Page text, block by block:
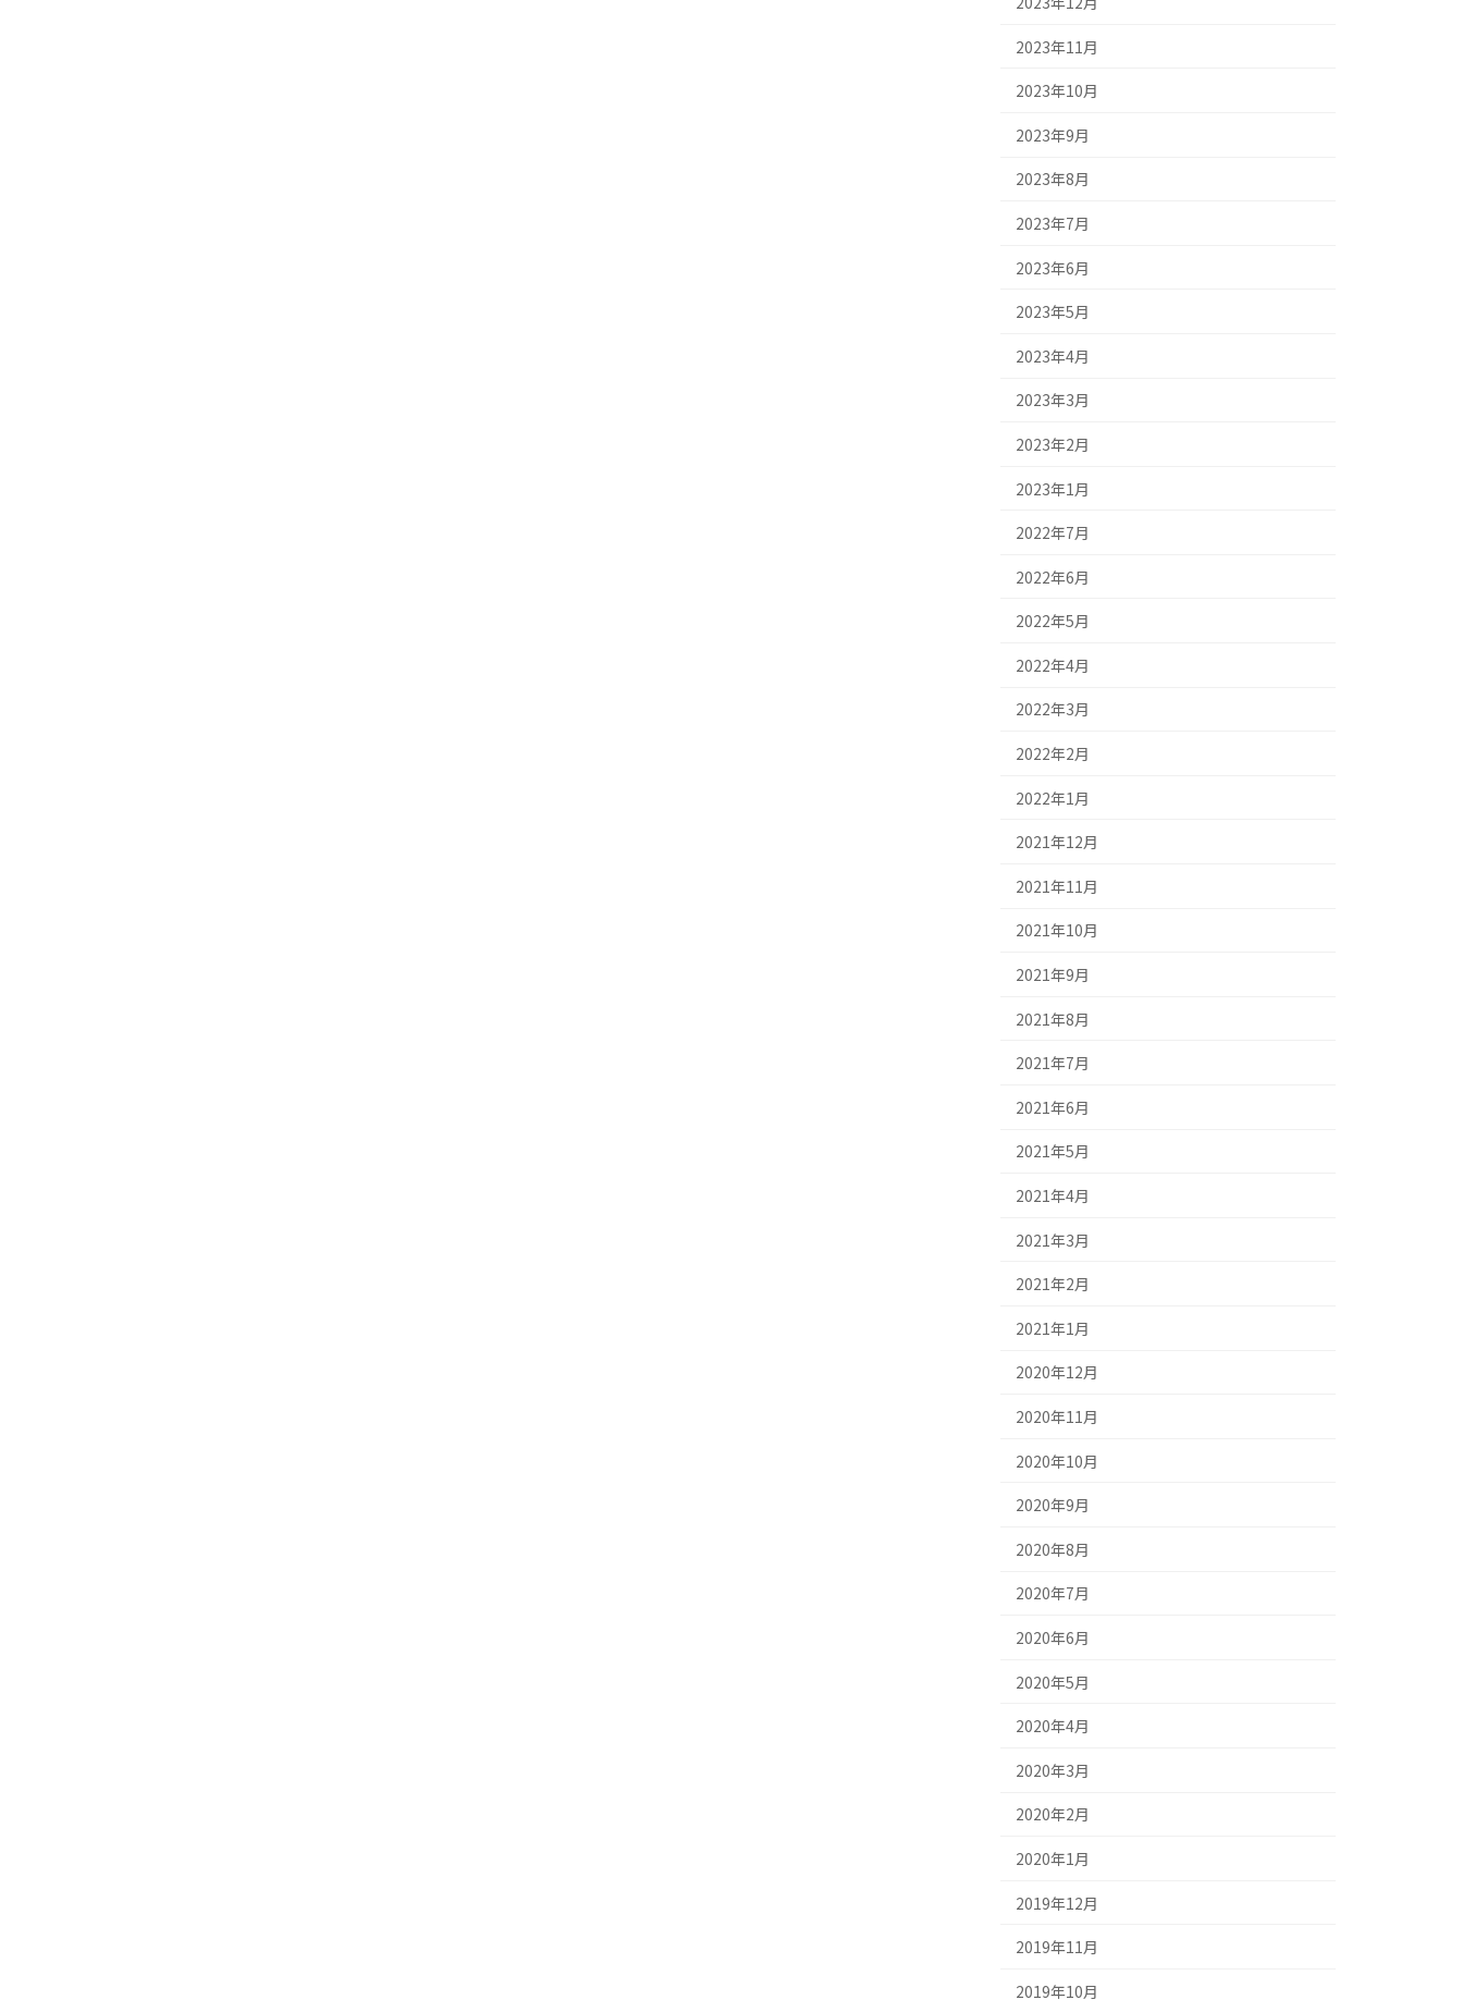
2023年11月
2023年10月
2023年9月
2023年8月
2023年7月
2023年6月
2023年5月
2023年4月
2023年3月
2023年2月
2023年1月
2022年7月
2022年6月
2022年5月
2022年4月
2022年3月
2022年2月
2022年1月
2021年12月
2021年11月
2021年10月
2021年9月
2021年8月
2021年7月
2021年6月
2021年5月
2021年4月
2021年3月
2021年2月
2021年1月
2020年12月
2020年11月
2020年10月
2020年9月
2020年8月
2020年7月
2020年6月
2020年5月
2020年4月
2020年3月
2020年2月
2020年1月
2019年12月
2019年11月
2019年10月